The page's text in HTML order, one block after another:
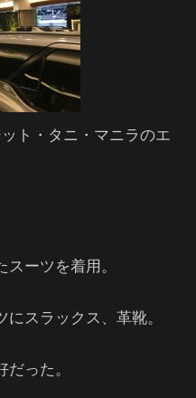
ト・タニ・マニラのエ
ーツを着用。
スラックス、革靴。
った。